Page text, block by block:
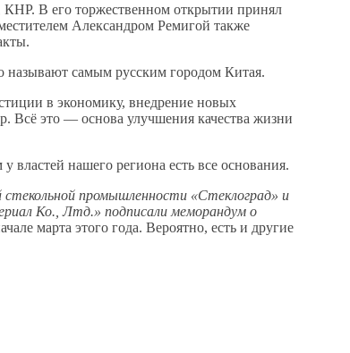
КНР. В его торжественном открытии принял
Александром Ремигой также
называют самым русским городом Китая.
в экономику, внедрение новых
Всё это — основа улучшения качества жизни
властей нашего региона есть все основания.
промышленности «Стеклоград» и
Ко., Лтд.» подписали меморандум о
марта этого года. Вероятно, есть и другие